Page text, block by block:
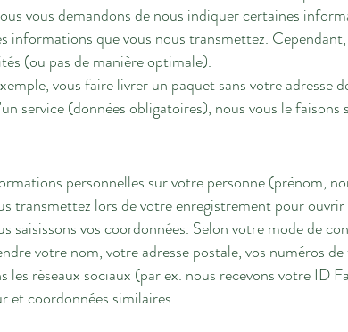
vous demandons de nous indiquer certaines
informations que vous nous transmettez.
(ou pas de manière optimale).
vous faire livrer un paquet sans votre adresse
service (données obligatoires), nous vous le
personnelles sur votre personne (prénom,
transmettez lors de votre enregistrement pour
saisissons vos coordonnées. Selon votre mode de
votre nom, votre adresse postale, vos numéros
réseaux sociaux (par ex. nous recevons votre ID
et coordonnées similaires.